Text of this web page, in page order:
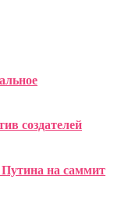
создателей
Путина на саммит